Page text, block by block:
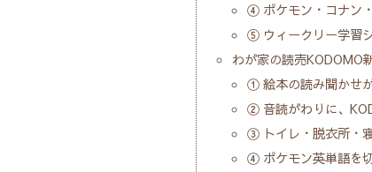
④ ポケモン・コナン
⑤ ウィークリー学習
わが家の読売KODOMO
① 絵本の読み聞かせ
② 音読がわりに、
③ トイレ・脱衣所・
④ ポケモン英単語を